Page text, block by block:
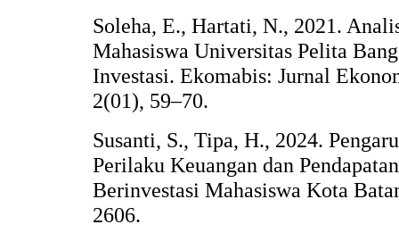
Soleha, E., Hartati, N., 2021.
Mahasiswa Universitas Pelita
Investasi. Ekomabis: Jurnal
2(01), 59–70.
Susanti, S., Tipa, H., 2024.
Perilaku Keuangan dan
Berinvestasi Mahasiswa Kota
2606.